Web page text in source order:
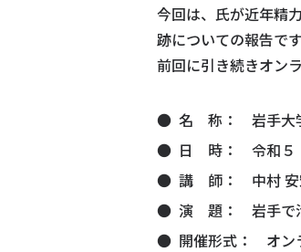
今回は、氏が近年精
跡についての報告で
前回に引き続きオン
名 称： 岩手大学
日 時： 令和５（
講 師： 中村 安
演 題： 岩手で
開催形式： オン